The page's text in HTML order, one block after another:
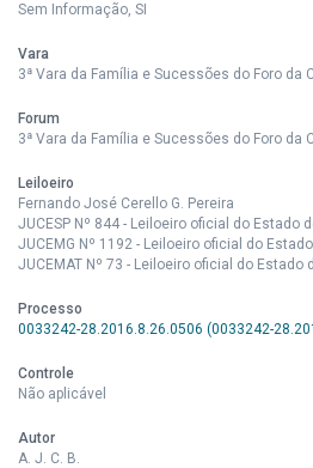
Sem Informação, SI
Vara
3ª Vara da Família e Sucessões do Foro da
Forum
3ª Vara da Família e Sucessões do Foro da
Leiloeiro
Fernando José Cerello G. Pereira
JUCESP Nº 844 - Leiloeiro oficial do Estado
JUCEMG Nº 1192 - Leiloeiro oficial do
JUCEMAT Nº 73 - Leiloeiro oficial do Estado
Processo
0033242-28.2016.8.26.0506 (0033242-
Controle
Não aplicável
Autor
A. J. C. B.